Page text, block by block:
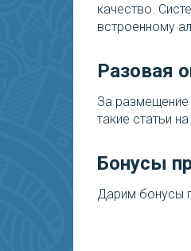
качество.
встроенному
Разовая
За размещение
такие статьи
Бонусы
Дарим бонусы